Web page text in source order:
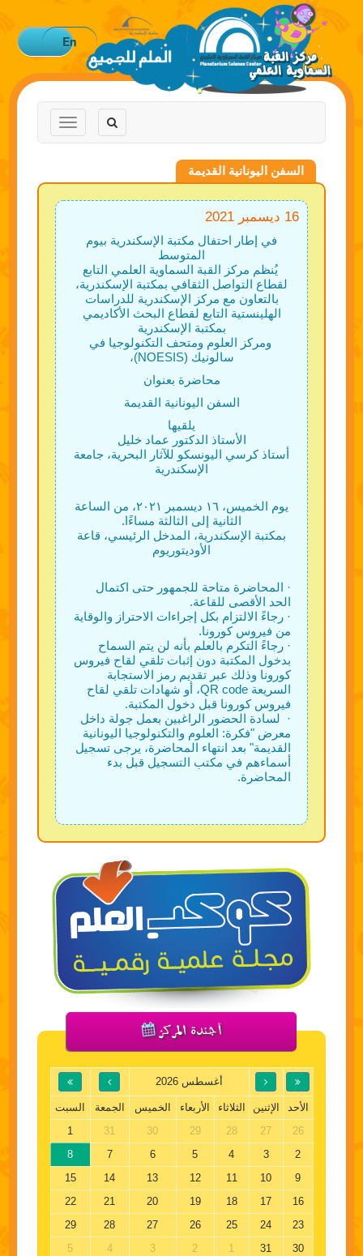
En
Toggle
navigation
Toggle
navigation
السفن اليونانية القديمة
16 ديسمبر 2021
في إطار احتفال مكتبة الإسكندرية بيوم
المتوسط
يُنظم مركز القبة السماوية العلمي التابع
لقطاع التواصل الثقافي بمكتبة الإسكندرية،
بالتعاون مع مركز الإسكندرية للدراسات
الهلينستية التابع لقطاع البحث الأكاديمي
بمكتبة الإسكندرية
ومركز العلوم ومتحف التكنولوجيا في
سالونيك (NOESIS)،
محاضرة بعنوان
السفن اليونانية القديمة
يلقيها
الأستاذ الدكتور عماد خليل
أستاذ كرسي اليونسكو للآثار البحرية، جامعة
الإسكندرية
يوم الخميس، ١٦ ديسمبر ٢٠٢١، من الساعة
الثانية إلى الثالثة مساءًا.
بمكتبة الإسكندرية، المدخل الرئيسي، قاعة
الأوديتوريوم
· المحاضرة متاحة للجمهور حتى اكتمال
الحد الأقصى للقاعة.
· رجاءً الالتزام بكل إجراءات الاحتراز والوقاية
من فيروس كورونا.
· رجاءً التكرم بالعلم بأنه لن يتم السماح
بدخول المكتبة دون إثبات تلقي لقاح فيروس
كورونا وذلك عبر تقديم رمز الاستجابة
السريعة QR code، أو شهادات تلقي لقاح
فيروس كورونا قبل دخول المكتبة.
· لسادة الحضور الراغبين بعمل جولة داخل
معرض "فكرة: العلوم والتكنولوجيا اليونانية
القديمة" بعد انتهاء المحاضرة، يرجى تسجيل
أسماءهم في مكتب التسجيل قبل بدء
المحاضرة.
أجندة المركز
أغسطس 2026
الأحد الإثنين الثلاثاء الأربعاء الخميس الجمعة
السبت
26
27
28
29
30
31
1
2
3
4
5
6
7
8
9
10
11
12
13
14
15
16
17
18
19
20
21
22
23
24
25
26
27
28
29
30
31
1
2
3
4
5